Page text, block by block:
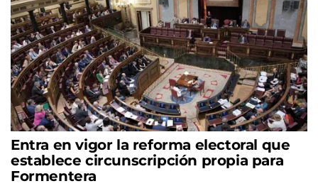
Entra en vigor la reforma electoral que
establece circunscripción propia para
Formentera